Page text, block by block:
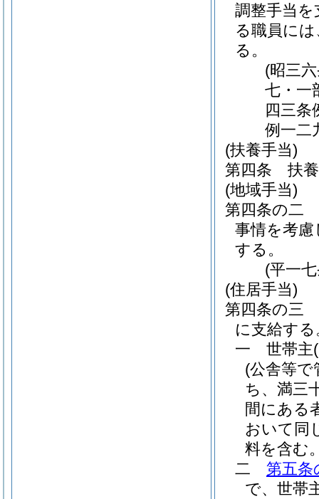
調整手当
る職員には
る。
(昭三
七・一
四三条
例一二
(扶養手当)
第四条
扶
(地域手当)
第四条の二
事情を考
する。
(平一
(住居手当)
第四条の三
に支給する
一
世帯主
(公舎等
ち、満三
間にある
おいて同
料を含む
二
第五条
で、世帯